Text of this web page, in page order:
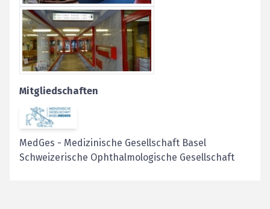
Mitgliedschaften
MedGes - Medizinische Gesellschaft Basel
Schweizerische Ophthalmologische Gesellschaft